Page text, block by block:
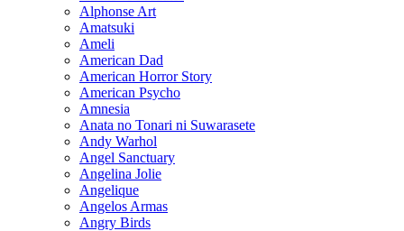
Alphonse Art
Amatsuki
Ameli
American Dad
American Horror Story
American Psycho
Amnesia
Anata no Tonari ni Suwarasete
Andy Warhol
Angel Sanctuary
Angelina Jolie
Angelique
Angelos Armas
Angry Birds